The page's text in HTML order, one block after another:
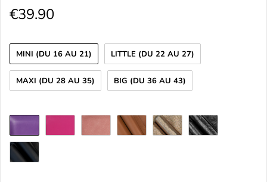
€39.90
MINI (DU 16 AU 21) LITTLE (DU 22 AU 27)
MAXI (DU 28 AU 35) BIG (DU 36 AU 43)